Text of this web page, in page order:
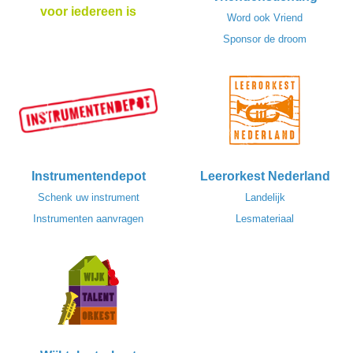
voor iedereen is
Word ook Vriend
Sponsor de droom
Instrumentendepot
Schenk uw instrument
Instrumenten aanvragen
Leerorkest Nederland
Landelijk
Lesmateriaal